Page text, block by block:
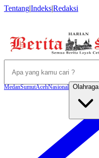
Tentang|Indeks|Redaksi
MedanSumutAcehNasional Olahraga